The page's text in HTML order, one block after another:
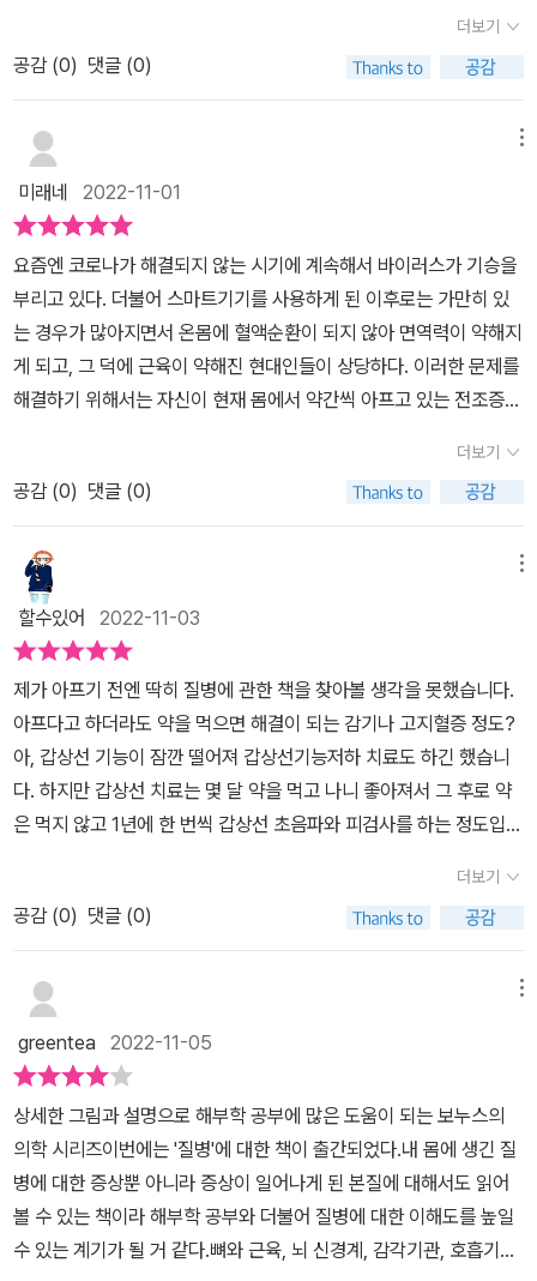
조과 기능, 질병에 대해 공부할 수 있는 교과서가 될 수 있을 것이라
생각된다. ​
수 있도록 실용적으로 되어 있다. 각 장마다 마지막에는 각 기관 계통
의 대표적인 질병에 대해 상세히 설명하고 MRI영상과 X선 사진, 그
학적으로 알고 싶었던 인체 구조를 쉽게 이해하기에 좋으며 질병에
관한 이해도 쉽고 증상을 본질적으로 파악하는 인체 질병 메커니즘
해설로 궁금증을 풀어주는 고마운 책이다. 이 책을 통해서 내 몸이지
만 내가 알지 못했던 인체의 구조를 알 수 있었으며 어떠한 질병이 발
생할 수 있는지 질병 정보를 인체 해부학 지식과 함께 알 수 있었다.
일반인의 이해를 쉽게 도와주는 이러한 책들이 여러분야에서 더욱 다
양하게 출판되었으면 좋겠다.이 리뷰는 책을 제공받아 직접 읽고 작
성했음에 지극히 주관적일 수 있음을 알려드립니다.
을 먼저 실시한다. 진단이란 의사가 환자의 질병을 알아내는 것이다.
진단은 문답을 통해 하는 수도 있고, 더 구체적이고 정확한 진단을 위
해 개발된 의료기기를 사용하기도 한다. 이는 질병의 구조를 잘 아는
의사들이 치료의 첫 단계로 실시한다. 정확하게 알고, 정확한 치료법
이유는 치료자가 의사이지만 환자 역시 치료자로서 도움이 되어야 한
다는 의미를 포함하고 있다. 즉 환자 역시 질병에 대한 지식을 갖추고
치료에 임해야 치료 효과를 극대화시킬 수 있다는 전제에서 나온 말
이라고 생각한다. 왜 환자가 질병 구조까지 알아야 치료에 더 좋을
까? 하는 문제에 부닥칠 수 있다. 사실 대부분의 질병은 의사가 치료
의 주체이긴 하지만 환자가 의사의 지시를 제대로 이행하는 것도 치
료 효과에 큰 도움이 되기 때문이다. 의사가 내린 처방에는 치료약과
환자로서의 치료를 위해 주의할 점 등이 포함된다. 약만 잘 먹어도 효
과를 내는 질병이 있는가 하면 상당수의 질병은 식사와 잠 등의 규칙
단축시킬 수 있다. 그러나 환자의 대부분은 약만 잘 먹으면 치료되기
를 바란다. 이 책의 집필 이유이다. 의사가 내린 약 처방은 어느 정도
함량인지, 기간이 얼마나 필요한지에 대해 중점적으로 처방을 하고,
부수적으로 따르는 식사와 수면까지 일일이 통제할 수는 없다. 때문
에 일부 질병에 대해서는 식사의 부분까지 의사가 주의를 주기도 한
다. 일반인들은 질병의 구조나 적절한 치료에 이르기까지의 의학적
지식을 의사들이 모두 섭렵해 알고 있기 때문에 의사의 처방에 따라
잘 먹고, 잘 쉬고, 잘 자면 모든 질병을 치료할 수 있다고 생각한다. 틀
린 말은 아니다. 그러나 환자 본인의 질병 치료 의지라든지, 치료를 위
을 쓰지 않는다. 물론 의학이 급속히 발달돼 웬만한 질병은 의사가 처
방해서 치료하면 해결할 수 있다. 그러나 의사의 힘만으로 치료하기
힘든 질병도 있고, 환자의 적극적인 치료 의식이 더 중요한 질병도 있
다.특히 치료약이 없는 경우는 의사가 지시하는 처방에 잘 따라야 회
복하고 극복이 가능한 질병도 있다. 예를 들면 치매나 파킨슨병 등 뇌
와 뇌신경의 이상에서 오는 질병은 아직 치료제가 개발되지 않는 경
우가 상당히 많다고 알려지고 있다. 병의 진행을 늦추는 치료에 머물
고 있는 것이다. 또 우리가 지금 겪고 있는 코로나19 팬데믹에 따른
치료제도 마땅치 않다. 물론 효과를 내는 약이 개발돼 투약되고 있지
만 완전 치료에는 한계가 있는 듯하다. 예방을 위한 백신도 마찬가지
다. 바이러스의 변이 때문이라고 한다. 이 경우 의사로서는 예방과 치
료를 위해 지금까지 나온 백신과 치료제에 의존한다. 이처럼 우리가
더보기
공감 (0) 댓글 (0)
미래네 2022-11-01
요즘엔 코로나가 해결되지 않는 시기에 계속해서 바이러스가 기승을
부리고 있다. 더불어 스마트기기를 사용하게 된 이후로는 가만히 있
는 경우가 많아지면서 온몸에 혈액순환이 되지 않아 면역력이 약해지
게 되고, 그 덕에 근육이 약해진 현대인들이 상당하다. 이러한 문제를
해결하기 위해서는 자신이 현재 몸에서 약간씩 아프고 있는 전조증상
의 몸을 지키기 위해서는 몸 부위별로 어떤 타격을 입어 큰 질병을 겪
게 되는지 인체 질병을 파헤쳐보고자 이 책을 펼쳐보았다.이 책은 내
몸에서 소리샘없이 닥쳐온 질병을 어떤식으로 전이되고 있는지를 인
체를 해부해가며 몸구조별로 증상을 알려주는 질병 의학도감이다.​이
책을 보게 되면 자신이 현재 겪고 있는 아픔이 어떤 것인지 파악하는
데 보충이 된다. 내 몸에 대해 아무것도 모른 채 병원에 가서 의사한테
내 증상을 두루뭉실로 말하니 설명하려고 하면 엉뚱한 곳에다가 진찰
한 적이 있었다. 돈은 돈대로 날려지고 몸은 몸대로 아파서 해결책이
나오지 않아 난감할 때는 자신의 몸 부위별로 일어나게 되는 증상을
알아가는 게 필요하다.​현대인들은 하루하루 병과의 전쟁에서 살아남
는 중이다.우리는 흔한 두통이나 감기부터, 각종 성인병과 암, 심근경
색과 같은 심각한 병까지. 우리는 이런 병들을 자주 접하지만 실상 그
병들에 대해 얼마나 알고 있는가?바이러스나 암세포, 염증 따위가 어
떤 경로를 통해, 어떤 곳에서,어떻게 일어나고 있는지 궁금하지 않는
의 구조를 자세히 보여주고, 글을 통해 좀 더 세부적인 내용과 함께 그
부위에서 발병할 수 있는 질병들이 나열되어 있다. 번역도 잘 되어 있
어서 꼼꼼한 설명 덕에 의학 상식이 적은 나도 쉽게 이해하며 볼 수 있
었다. 호흡기와 뇌•신경계 등 큰 범위부터 세부 부위까지 각 챕터로
나누어져 있으며, 질병에 대한 정보는 챕터 중간중간 추가 설명에 의
해 더 자세하고 구체적으로 살펴볼 수 있다. 책의 메인은 질병이긴 하
지만, 몸 속에 존재하는 신체 기관들이나 뼈와 근육같은 부분에 관심
이 있다면 한 번쯤 봐도 괜찮은 도서다.​병명에 대해선 건강 관련 프로
더보기
공감 (0) 댓글 (0)
할수있어 2022-11-03
제가 아프기 전엔 딱히 질병에 관한 책을 찾아볼 생각을 못했습니다.
아프다고 하더라도 약을 먹으면 해결이 되는 감기나 고지혈증 정도?
아, 갑상선 기능이 잠깐 떨어져 갑상선기능저하 치료도 하긴 했습니
다. 하지만 갑상선 치료는 몇 달 약을 먹고 나니 좋아져서 그 후로 약
은 먹지 않고 1년에 한 번씩 갑상선 초음파와 피검사를 하는 정도입니
을 때부터 머리가 자주 아프긴 했지만 두통 말고는 다른 증상이 없었
기 때문에 별로 신경을 쓰지 않고 살았습니다. ​30대 후반에 갑자기
찾아온 뇌출혈로 수술을 받고 8개월의 병원 생활과 그 후 15년 동안
의 재활치료. ​병원에서도 더 이상은 좋아지는 걸 바라지 말고 더 나빠
러 병원에 갈 때를 빼고는 장애인복지일자리 신청을 해서 일하고 있
습니다. ​나중에 알게 된 사실은 제 몸에 대해 더 일찍 관심을 가지고
공부를 했더라면 장애를 입지 않았을 수도 있었다는 것입니다.​'늦었
다고 생각할 때가 빠를 때'라는데, 지금부터라도 우리 몸의 질병 구조
에 대해 알고 싶어서 이 책을 읽게 되었습니다. ​건강 관련 책들을 많이
읽었는데 대부분 하나의 질병에 대해 깊게 다룬 책들이었습니다. 갑
상선이나 생활습관병에 관한 책들.​반면 이 책은 우리 몸에서 생길 수
더보기
공감 (0) 댓글 (0)
greentea 2022-11-05
상세한 그림과 설명으로 해부학 공부에 많은 도움이 되는 보누스의
의학 시리즈이번에는 '질병'에 대한 책이 출간되었다.내 몸에 생긴 질
병에 대한 증상뿐 아니라 증상이 일어나게 된 본질에 대해서도 읽어
볼 수 있는 책이라 해부학 공부와 더불어 질병에 대한 이해도를 높일
수 있는 계기가 될 거 같다.​뼈와 근육, 뇌 신경계, 감각기관, 호흡기관,